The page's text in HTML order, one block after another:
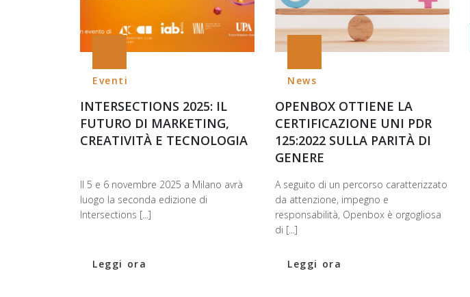
Eventi
INTERSECTIONS 2025: IL
FUTURO DI MARKETING,
CREATIVITÀ E TECNOLOGIA
Il 5 e 6 novembre 2025 a Milano avrà
luogo la seconda edizione di
Intersections [...]
Leggi ora
News
OPENBOX OTTIENE LA
CERTIFICAZIONE UNI PDR
125:2022 SULLA PARITÀ DI
GENERE
A seguito di un percorso caratterizzato
da attenzione, impegno e
responsabilità, Openbox è orgogliosa
di [...]
Leggi ora